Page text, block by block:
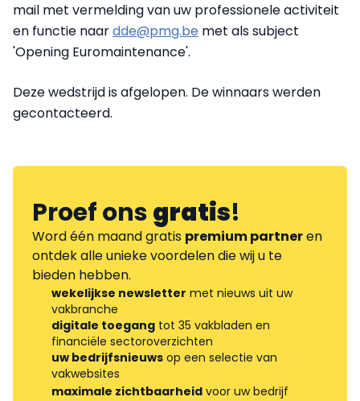
mail met vermelding van uw professionele activiteit
en functie naardde@pmg.be met als subject
'Opening Euromaintenance'.
Deze wedstrijd is afgelopen. De winnaars werden
gecontacteerd.
Proef onsgratis!
Word één maand gratis premium partneren
ontdek alle unieke voordelen die wij u te
bieden hebben.
wekelijkse newsletter met nieuws uit uw
vakbranche
digitale toegang tot 35 vakbladen en
financiële sectoroverzichten
uw bedrijfsnieuws op een selectie van
vakwebsites
maximale zichtbaarheid voor uw bedrijf